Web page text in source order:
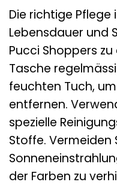
Die richtige
Lebensdauer und
Pucci Shoppers
Tasche
feuchten Tuch,
entfernen.
spezielle
Stoffe. Vermeiden
der Farben zu